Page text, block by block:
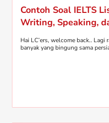
Contoh Soal IELTS
Writing, Speaking,
Hai LC’ers, welcome back..
banyak yang bingung sama